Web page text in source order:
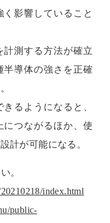
影響していること
計測する方法が確立
半導体の強さを正確
るようになると、
につながるほか、使
計が可能になる。
。
index.html
public-